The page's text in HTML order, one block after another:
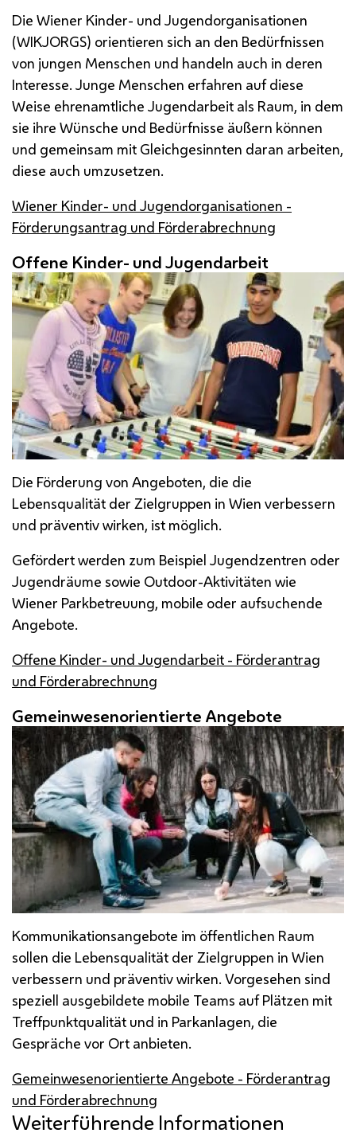
Die Wiener Kinder- und Jugendorganisationen
(WIKJORGS) orientieren sich an den Bedürfnissen
von jungen Menschen und handeln auch in deren
Interesse. Junge Menschen erfahren auf diese
Weise ehrenamtliche Jugendarbeit als Raum, in dem
sie ihre Wünsche und Bedürfnisse äußern können
und gemeinsam mit Gleichgesinnten daran arbeiten,
diese auch umzusetzen.
Wiener Kinder- und Jugendorganisationen -
Förderungsantrag und Förderabrechnung
Offene Kinder- und Jugendarbeit
Die Förderung von Angeboten, die die
Lebensqualität der Zielgruppen in Wien verbessern
und präventiv wirken, ist möglich.
Gefördert werden zum Beispiel Jugendzentren oder
Jugendräume sowie Outdoor-Aktivitäten wie
Wiener Parkbetreuung, mobile oder aufsuchende
Angebote.
Offene Kinder- und Jugendarbeit - Förderantrag
und Förderabrechnung
Gemeinwesenorientierte Angebote
Kommunikationsangebote im öffentlichen Raum
sollen die Lebensqualität der Zielgruppen in Wien
verbessern und präventiv wirken. Vorgesehen sind
speziell ausgebildete mobile Teams auf Plätzen mit
Treffpunktqualität und in Parkanlagen, die
Gespräche vor Ort anbieten.
Gemeinwesenorientierte Angebote - Förderantrag
und Förderabrechnung
Weiterführende Informationen